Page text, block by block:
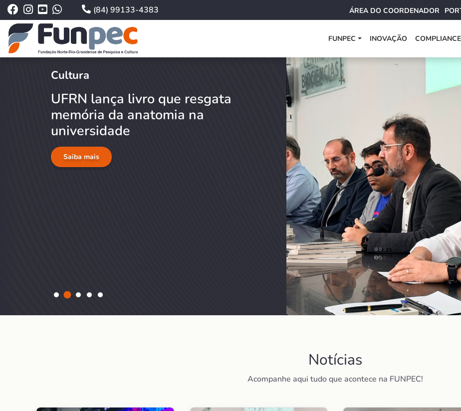
(84) 99133-4383 ÁREA DO COORDENADOR
FUNPEC INOVAÇÃO COMPLIANCE
Cultura
UFRN lança livro que resgata
memória da anatomia na
universidade
Saiba mais
Notícias
Acompanhe aqui tudo que acontece na FUNPEC!